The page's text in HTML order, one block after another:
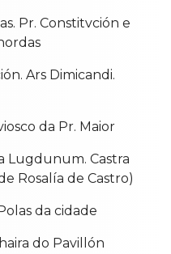
Pr. Constitvción e
Ars Dimicandi.
da Pr. Maior
Lugdunum. Castra
Rosalía de Castro)
da cidade
do Pavillón